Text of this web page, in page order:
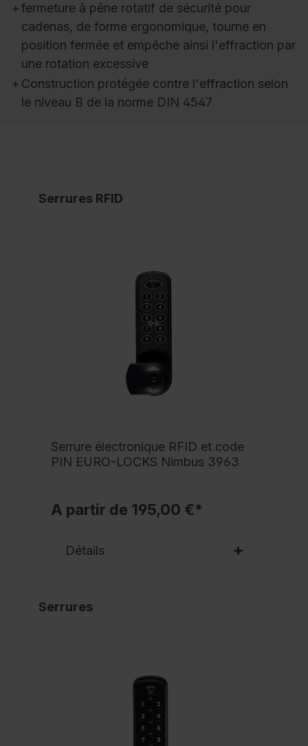
+fermeture à pêne rotatif de sécurité pour
cadenas, de forme ergonomique, tourne en
position fermée et empêche ainsi l'effraction par
une rotation excessive
+ Construction protégée contre l'effraction selon
le niveau B de la norme DIN 4547
Serrures RFID
Serrure électronique RFID et code
PIN EURO-LOCKS Nimbus 3963
A partir de 195,00 €*
Détails
Serrures